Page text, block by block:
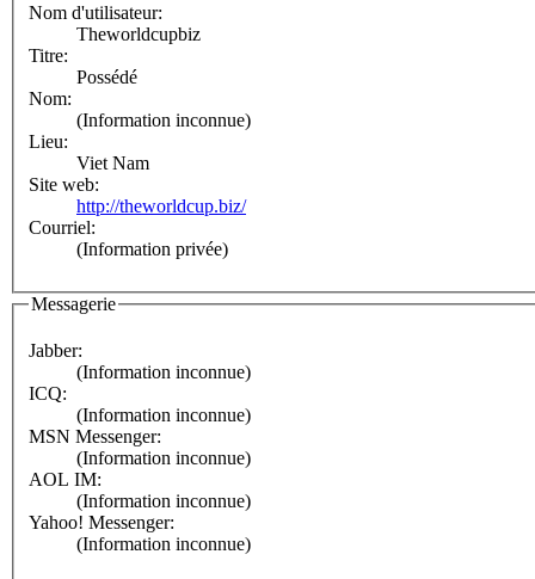
Nom d'utilisateur:
Theworldcupbiz
Titre:
Possédé
Nom:
(Information inconnue)
Lieu:
Viet Nam
Site web:
http://theworldcup.biz/
Courriel:
(Information privée)
Messagerie
Jabber:
(Information inconnue)
ICQ:
(Information inconnue)
MSN Messenger:
(Information inconnue)
AOL IM:
(Information inconnue)
Yahoo! Messenger:
(Information inconnue)